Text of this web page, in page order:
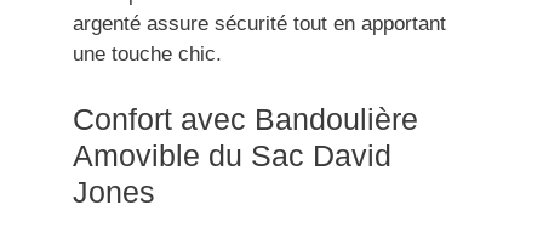
argenté assure sécurité tout en apportant
une touche chic.
Confort avec Bandoulière
Amovible du Sac David
Jones